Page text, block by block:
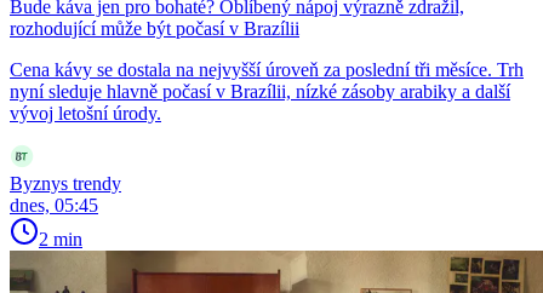
Bude káva jen pro bohaté? Oblíbený nápoj výrazně zdražil,
rozhodující může být počasí v Brazílii
Cena kávy se dostala na nejvyšší úroveň za poslední tři měsíce. Trh
nyní sleduje hlavně počasí v Brazílii, nízké zásoby arabiky a další
vývoj letošní úrody.
Byznys trendy
dnes, 05:45
2 min